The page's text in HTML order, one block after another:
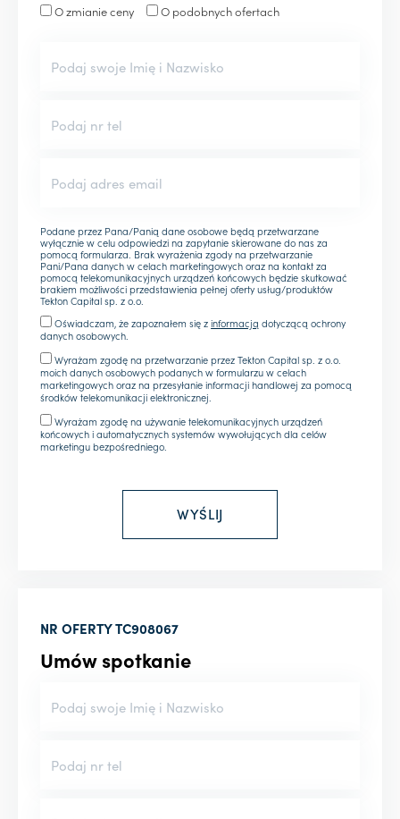
O zmianie ceny O podobnych ofertach
Podane przez Pana/Panią dane osobowe będą przetwarzane
wyłącznie w celu odpowiedzi na zapytanie skierowane do nas za
pomocą formularza. Brak wyrażenia zgody na przetwarzanie
Pani/Pana danych w celach marketingowych oraz na kontakt za
pomocą telekomunikacyjnych urządzeń końcowych będzie skutkować
brakiem możliwości przedstawienia pełnej oferty usług/produktów
Tekton Capital sp. z o.o.
Oświadczam, że zapoznałem się zinformacją dotyczącą ochrony
danych osobowych.
Wyrażam zgodę na przetwarzanie przez Tekton Capital sp. z o.o.
moich danych osobowych podanych w formularzu w celach
marketingowych oraz na przesyłanie informacji handlowej za pomocą
środków telekomunikacji elektronicznej.
Wyrażam zgodę na używanie telekomunikacyjnych urządzeń
końcowych i automatycznych systemów wywołujących dla celów
marketingu bezpośredniego.
NR OFERTYTC908067
Umów spotkanie